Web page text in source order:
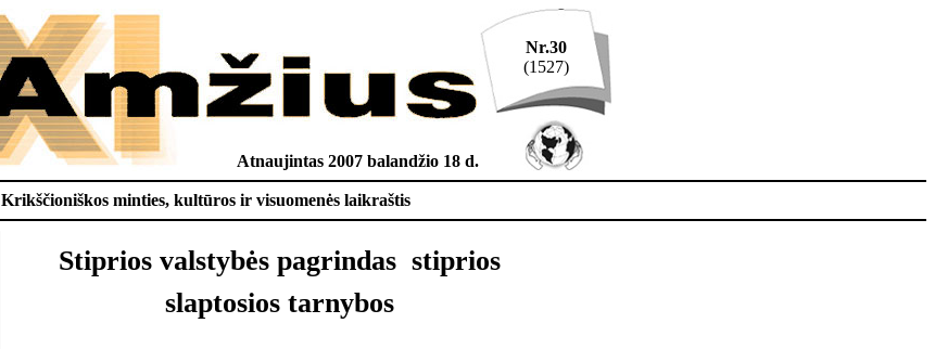
Atnaujintas 2007 balandžio 18 d.
Nr.30
(1527)
Krikščioniškos minties, kultūros ir visuomenės laikraštis
Stiprios valstybės pagrindas  stiprios
slaptosios tarnybos